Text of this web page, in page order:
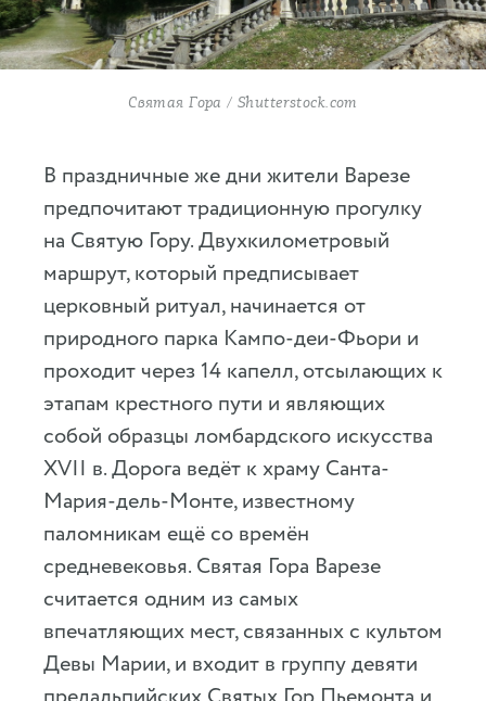
Святая Гора / Shutterstock.com
В праздничные же дни жители Варезе
предпочитают традиционную прогулку
на Святую Гору. Двухкилометровый
маршрут, который предписывает
церковный ритуал, начинается от
природного парка Кампо-деи-Фьори и
проходит через 14 капелл, отсылающих к
этапам крестного пути и являющих
собой образцы ломбардского искусства
XVII в. Дорога ведёт к храму Санта-
Мария-дель-Монте, известному
паломникам ещё со времён
средневековья. Святая Гора Варезе
считается одним из самых
впечатляющих мест, связанных с культом
Девы Марии, и входит в группу девяти